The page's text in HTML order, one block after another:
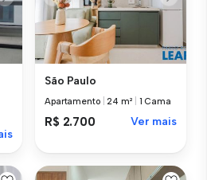
São Paulo
Apartamento |24 m² 1 Cama
R$ 2.700 Ver mais